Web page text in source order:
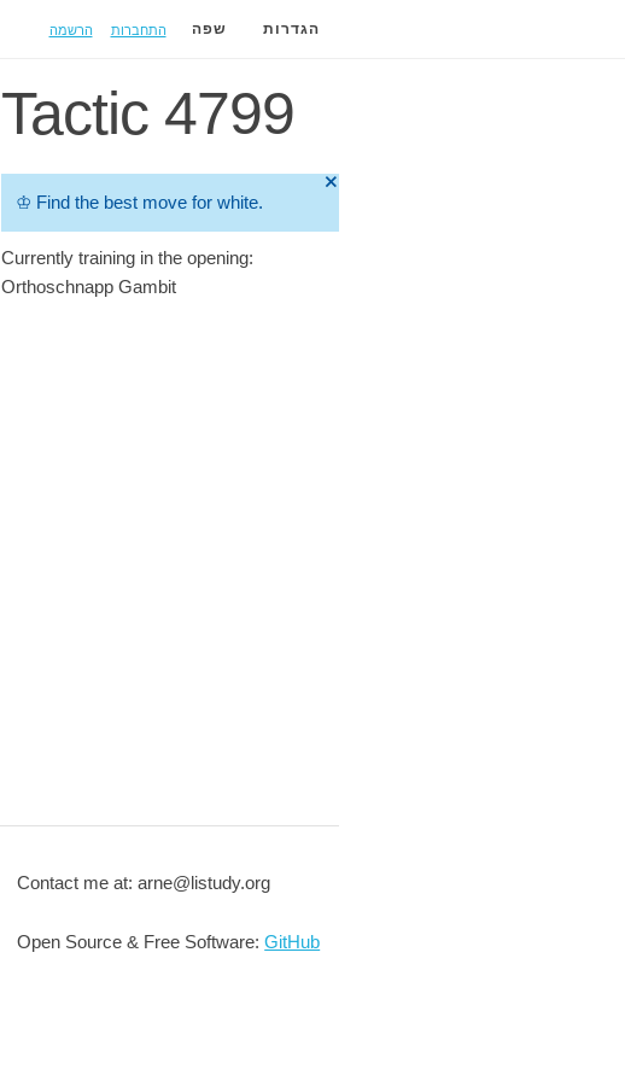
הרשמה התחברות שפה הגדרות
Tactic 4799
🞫
♔ Find the best move for white.
Currently training in the opening:
Orthoschnapp Gambit
Contact me at: arne@listudy.org
Open Source & Free Software:GitHub